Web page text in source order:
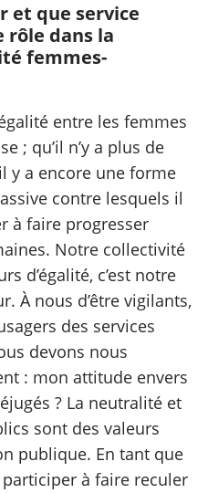
et que service
rôle dans la
femmes-
entre les femmes
; qu’il n’y a plus de
y a encore une forme
contre lesquels il
à faire progresser
Notre collectivité
d’égalité, c’est notre
À nous d’être vigilants,
des services
devons nous
: mon attitude envers
? La neutralité et
sont des valeurs
publique. En tant que
à faire reculer